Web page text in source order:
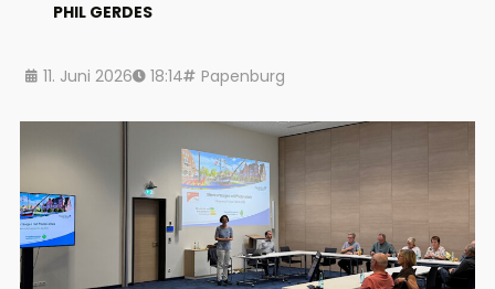
PHIL GERDES
11. Juni 2026 18:14 Papenburg